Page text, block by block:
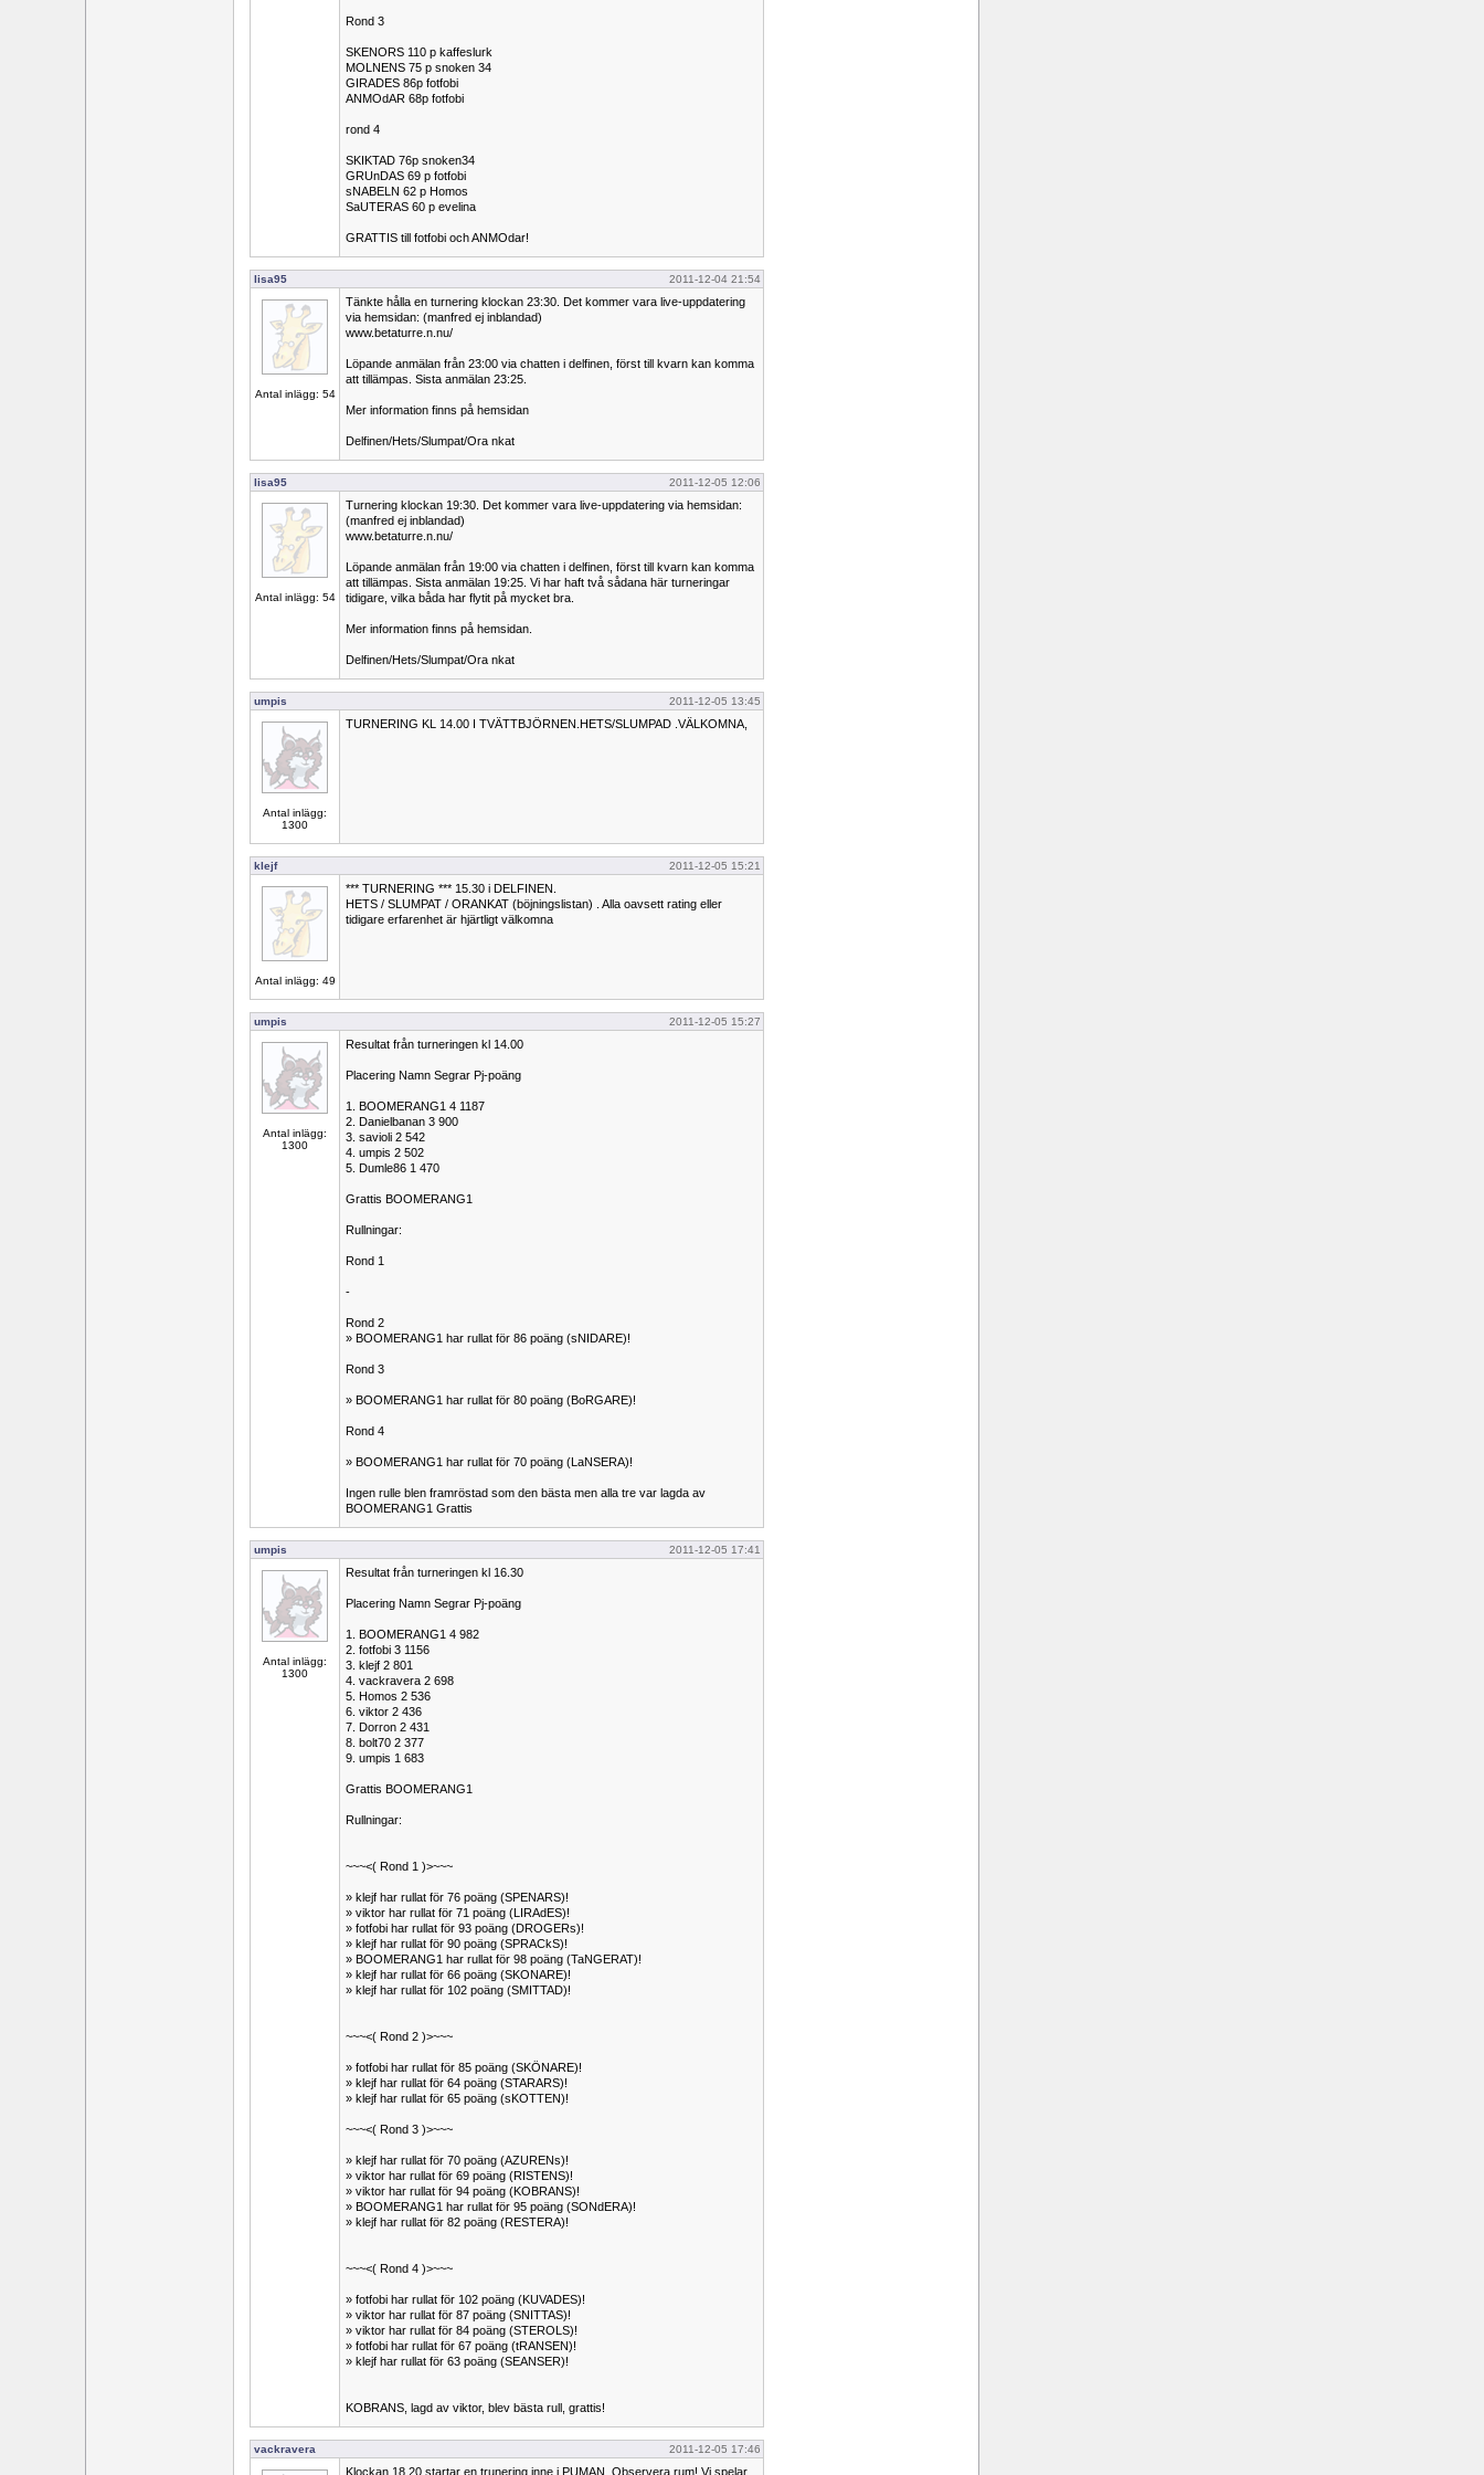
Rond 3
SKENORS 110 p kaffeslurk
MOLNENS 75 p snoken 34
GIRADES 86p fotfobi
ANMOdAR 68p fotfobi
rond 4
SKIKTAD 76p snoken34
GRUnDAS 69 p fotfobi
sNABELN 62 p Homos
SaUTERAS 60 p evelina
GRATTIS till fotfobi och ANMOdar!
lisa95 2011-12-04 21:54
Antal inlägg: 54
Tänkte hålla en turnering klockan 23:30. Det kommer vara live-uppdatering
via hemsidan: (manfred ej inblandad)
www.betaturre.n.nu/
Löpande anmälan från 23:00 via chatten i delfinen, först till kvarn kan komma
att tillämpas. Sista anmälan 23:25.
Mer information finns på hemsidan
Delfinen/Hets/Slumpat/Ora nkat
lisa95 2011-12-05 12:06
Antal inlägg: 54
Turnering klockan 19:30. Det kommer vara live-uppdatering via hemsidan:
(manfred ej inblandad)
www.betaturre.n.nu/
Löpande anmälan från 19:00 via chatten i delfinen, först till kvarn kan komma
att tillämpas. Sista anmälan 19:25. Vi har haft två sådana här turneringar
tidigare, vilka båda har flytit på mycket bra.
Mer information finns på hemsidan.
Delfinen/Hets/Slumpat/Ora nkat
umpis 2011-12-05 13:45
Antal inlägg:
1300
TURNERING KL 14.00 I TVÄTTBJÖRNEN.HETS/SLUMPAD .VÄLKOMNA,
klejf 2011-12-05 15:21
Antal inlägg: 49
*** TURNERING *** 15.30 i DELFINEN.
HETS / SLUMPAT / ORANKAT (böjningslistan) . Alla oavsett rating eller
tidigare erfarenhet är hjärtligt välkomna
umpis 2011-12-05 15:27
Antal inlägg:
1300
Resultat från turneringen kl 14.00
Placering Namn Segrar Pj-poäng
1. BOOMERANG1 4 1187
2. Danielbanan 3 900
3. savioli 2 542
4. umpis 2 502
5. Dumle86 1 470
Grattis BOOMERANG1
Rullningar:
Rond 1
-
Rond 2
» BOOMERANG1 har rullat för 86 poäng (sNIDARE)!
Rond 3
» BOOMERANG1 har rullat för 80 poäng (BoRGARE)!
Rond 4
» BOOMERANG1 har rullat för 70 poäng (LaNSERA)!
Ingen rulle blen framröstad som den bästa men alla tre var lagda av
BOOMERANG1 Grattis
umpis 2011-12-05 17:41
Antal inlägg:
1300
Resultat från turneringen kl 16.30
Placering Namn Segrar Pj-poäng
1. BOOMERANG1 4 982
2. fotfobi 3 1156
3. klejf 2 801
4. vackravera 2 698
5. Homos 2 536
6. viktor 2 436
7. Dorron 2 431
8. bolt70 2 377
9. umpis 1 683
Grattis BOOMERANG1
Rullningar:
~~~<( Rond 1 )>~~~
» klejf har rullat för 76 poäng (SPENARS)!
» viktor har rullat för 71 poäng (LIRAdES)!
» fotfobi har rullat för 93 poäng (DROGERs)!
» klejf har rullat för 90 poäng (SPRACkS)!
» BOOMERANG1 har rullat för 98 poäng (TaNGERAT)!
» klejf har rullat för 66 poäng (SKONARE)!
» klejf har rullat för 102 poäng (SMITTAD)!
~~~<( Rond 2 )>~~~
» fotfobi har rullat för 85 poäng (SKÖNARE)!
» klejf har rullat för 64 poäng (STARARS)!
» klejf har rullat för 65 poäng (sKOTTEN)!
~~~<( Rond 3 )>~~~
» klejf har rullat för 70 poäng (AZURENs)!
» viktor har rullat för 69 poäng (RISTENS)!
» viktor har rullat för 94 poäng (KOBRANS)!
» BOOMERANG1 har rullat för 95 poäng (SONdERA)!
» klejf har rullat för 82 poäng (RESTERA)!
~~~<( Rond 4 )>~~~
» fotfobi har rullat för 102 poäng (KUVADES)!
» viktor har rullat för 87 poäng (SNITTAS)!
» viktor har rullat för 84 poäng (STEROLS)!
» fotfobi har rullat för 67 poäng (tRANSEN)!
» klejf har rullat för 63 poäng (SEANSER)!
KOBRANS, lagd av viktor, blev bästa rull, grattis!
vackravera 2011-12-05 17:46
Klockan 18.20 startar en trunering inne i PUMAN. Observera rum! Vi spelar